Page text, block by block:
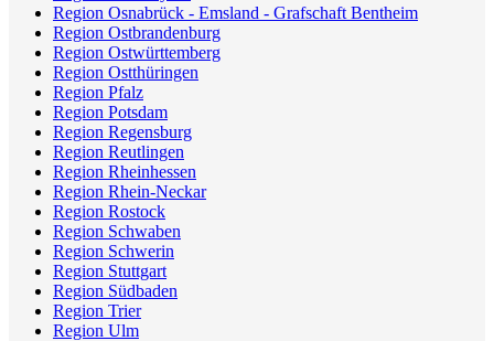
Region Osnabrück - Emsland - Grafschaft Bentheim
Region Ostbrandenburg
Region Ostwürttemberg
Region Ostthüringen
Region Pfalz
Region Potsdam
Region Regensburg
Region Reutlingen
Region Rheinhessen
Region Rhein-Neckar
Region Rostock
Region Schwaben
Region Schwerin
Region Stuttgart
Region Südbaden
Region Trier
Region Ulm